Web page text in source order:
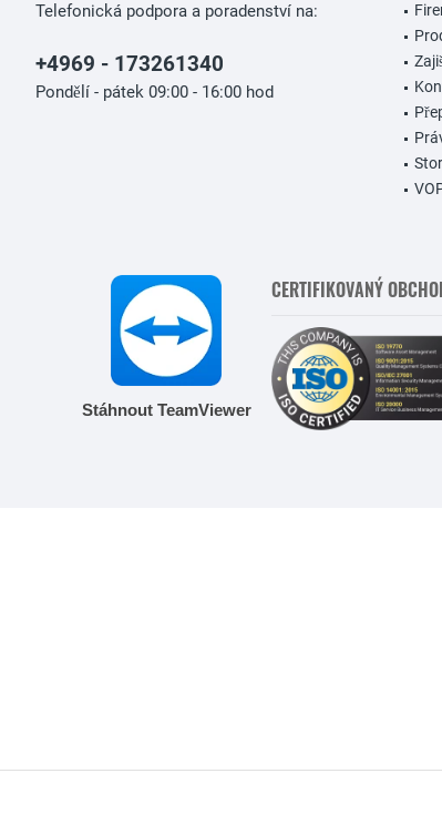
Telefonická podpora a poradenství na:
+4969 - 173261340
Pondělí - pátek 09:00 - 16:00 hod
Stáhnout TeamViewer
CERTIFIKOVANÝ